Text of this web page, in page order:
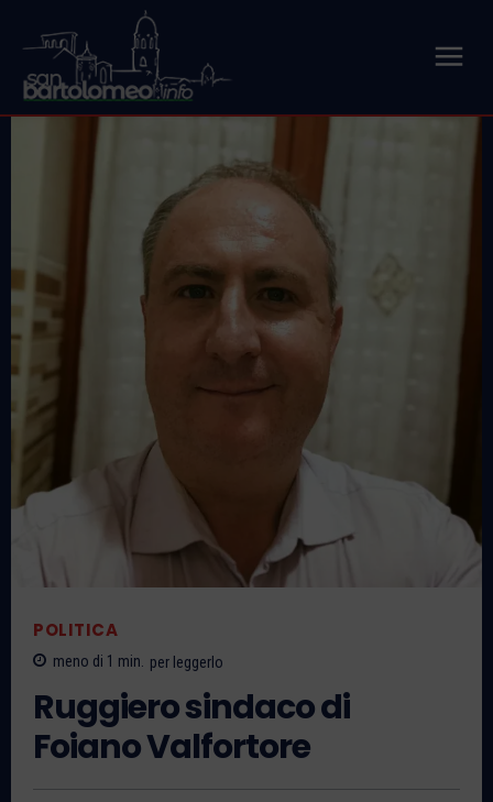
POLITICA
meno di 1 min. per leggerlo
Ruggiero sindaco di
Foiano Valfortore